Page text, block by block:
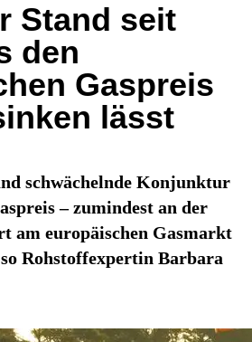
Stand seit
den
Gaspreis
lässt
schwächelnde Konjunktur
– zumindest an der
am europäischen Gasmarkt
Rohstoffexpertin Barbara